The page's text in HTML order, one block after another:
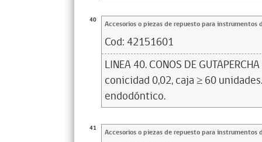
40 Accesorios o piezas de repuesto para instrumentos
Cod: 42151601
LINEA 40. CONOS DE
conicidad 0,02, caja ≥ 60
endodóntico.
41 Accesorios o piezas de repuesto para instrumentos